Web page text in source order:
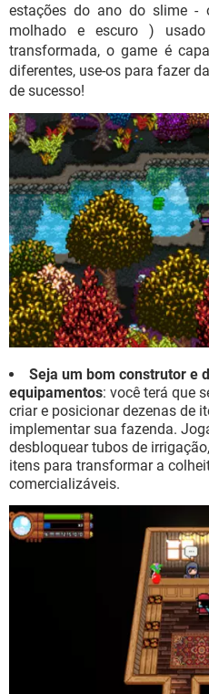
estações do ano do slime -
molhado e escuro )
transformada, o game é
diferentes, use-os para fazer
de sucesso!
Seja um bom construtor e
equipamentos: você terá que
criar e posicionar dezenas de
implementar sua fazenda.
desbloquear tubos de
itens para transformar a
comercializáveis.